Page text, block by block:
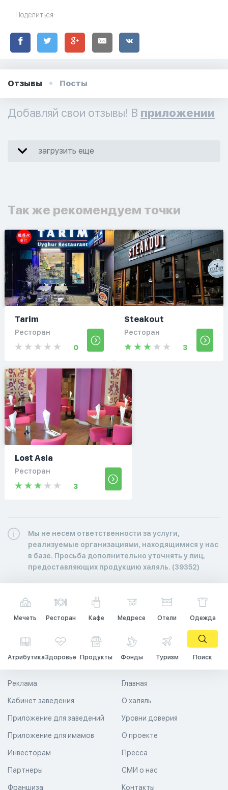
Поделиться:
Отзывы Посты
Добавляй свои отзывы! В приложении
загрузить еще
Так же рекомендуем точки
Tarim
Ресторан
0
Steakout
Ресторан
3
Lost Asia
Ресторан
3
Мы не несем ответственности за услуги,
реализуемые организациями, находящимися у нас
в базе. Просьба дополнительно уточнять у лиц,
предоставляющих продукцию халяль. (39352)
Мечеть Ресторан Кафе Медресе Отели Одежда
АтрибутикаЗдоровье Продукты Фонды Туризм Поиск
Главная
О халяль
Уровни доверия
Реклама
Кабинет заведения
Приложение для заведений
Приложение для имамов О проекте
Пресса
СМИ о нас
Контакты
Инвесторам
Партнеры
Франшиза